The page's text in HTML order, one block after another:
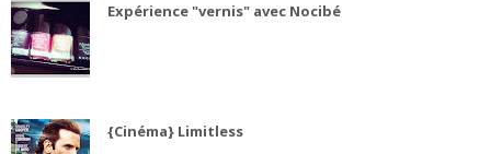
Expérience "vernis" avec Nocibé
{Cinéma} Limitless